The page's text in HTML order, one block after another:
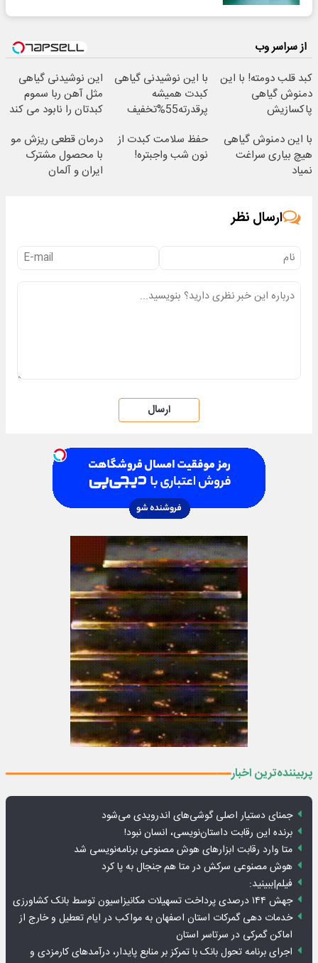
از سراسر وب
کبد قلب دومته! با این
دمنوش گیاهی
پاکسازیش
با این نوشیدنی گیاهی
کبدت همیشه
پرقدرته55%تخفیف
این نوشیدنی گیاهی
مثل آهن ربا سموم
کبدتان را نابود می کند
با این دمنوش گیاهی
هیچ بیاری سراغت
نمیاد
حفظ سلامت کبدت از
نون شب واجبتره!
درمان قطعی ریزش مو
با محصول مشترک
ایران و آلمان
ارسال نظر
ارسال
پربیننده‌ترین اخبار
جمنای دستیار اصلی گوشی‌های اندرویدی می‌شود
برنده این رقابت داستان‌نویسی، انسان نبود!
متا وارد رقابت ابزارهای هوش مصنوعی برنامه‌نویسی شد
هوش مصنوعی سرکش در متا هم جنجال به پا کرد
فیلم|ببینید:
جهش ۱۴۴ درصدی پرداخت تسهیلات مکانیزاسیون توسط بانک کشاورزی
خدمات دهی گمرکات استان اصفهان به مواکب در ایام تعطیل و خارج از
اماکن گمرکی در سرتاسر استان
اجرای برنامه تحول بانک با تمرکز بر منابع پایدار، درآمدهای کارمزدی و